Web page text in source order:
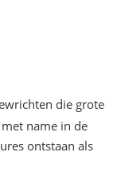
die grote
name in de
ontstaan als